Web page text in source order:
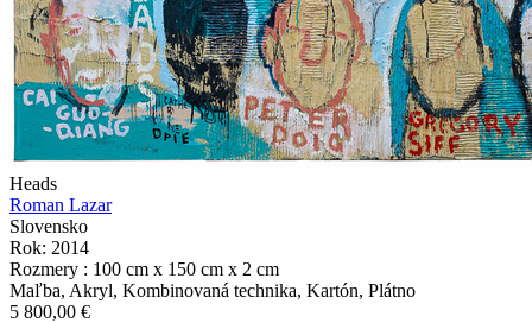
Heads
Roman Lazar
Slovensko
Rok: 2014
Rozmery : 100 cm x 150 cm x 2 cm
Maľba, Akryl, Kombinovaná technika, Kartón, Plátno
5 800,00 €